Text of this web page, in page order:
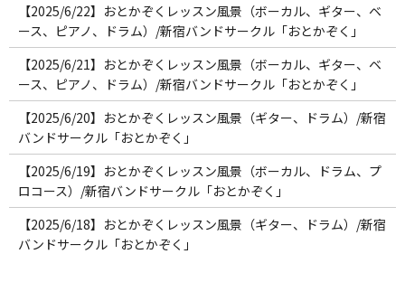
【2025/6/22】おとかぞくレッスン風景（ボーカル、ギター、ベ
ース、ピアノ、ドラム）/新宿バンドサークル「おとかぞく」
【2025/6/21】おとかぞくレッスン風景（ボーカル、ギター、ベ
ース、ピアノ、ドラム）/新宿バンドサークル「おとかぞく」
【2025/6/20】おとかぞくレッスン風景（ギター、ドラム）/新宿
バンドサークル「おとかぞく」
【2025/6/19】おとかぞくレッスン風景（ボーカル、ドラム、プ
ロコース）/新宿バンドサークル「おとかぞく」
【2025/6/18】おとかぞくレッスン風景（ギター、ドラム）/新宿
バンドサークル「おとかぞく」